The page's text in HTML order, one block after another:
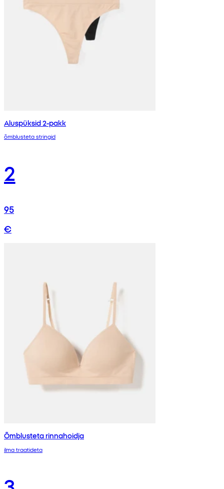
Aluspüksid 2-pakk
õmblusteta stringid
2
95
€
Õmblusteta rinnahoidja
ilma traatideta